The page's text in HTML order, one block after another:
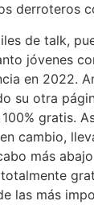
derroteros
de talk,
jóvenes
en 2022.
su otra
gratis.
cambio,
más
las más